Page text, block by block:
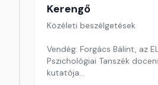
Kerengő
Közéleti beszélgetések
Vendég: Forgács Bálint, az
Pszichológiai Tanszék
kutatója